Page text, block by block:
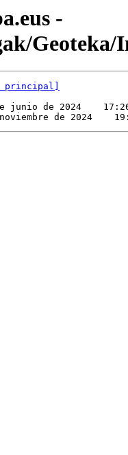
-
Geoteka/
principal]
junio de 2024
de 2024